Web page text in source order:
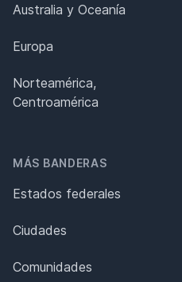
Australia y Oceanía
Europa
Norteamérica,
Centroamérica
MÁS BANDERAS
Estados federales
Ciudades
Comunidades